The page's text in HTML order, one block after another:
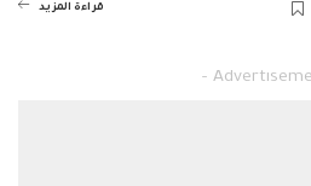
قراءة المزيد